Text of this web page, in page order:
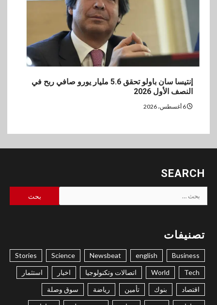
إنتيسا سان باولو تحقق 5.6 مليار يورو صافي ربح في
النصف الأول 2026
SEARCH
البحث
عن:
تصنيفات
Business
english
Newsbeat
Science
Stories
Tech
World اتصالات وتكنولوجيا اخبار استثمار
اقتصاد بنوك تأمين رياضة سوق وصلة